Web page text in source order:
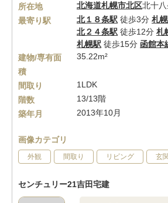
所在地
北海道札幌市北区北十
最寄り駅
北１８条駅 徒歩3分 札
北２４条駅 徒歩12分 札
札幌駅 徒歩15分 函館本
建物/専有面
積
35.22m²
間取り
1LDK
階数
13/13階
築年月
2013年10月
画像カテゴリ
外観 間取り リビング 玄
センチュリー21吉田宅建